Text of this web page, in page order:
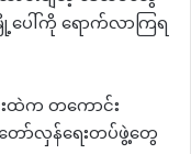
ေါ်ကို ရောက်လာကြရ
ထဲက တကောင်း
ော်လှန်ရေးတပ်ဖွဲ့တွေ